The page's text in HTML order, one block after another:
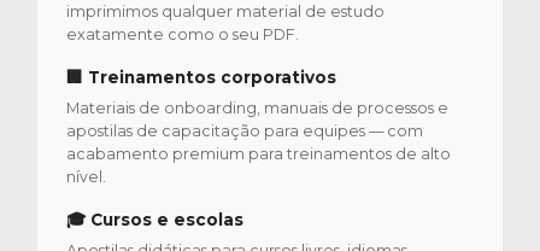
imprimimos qualquer material de estudo
exatamente como o seu PDF.
🏢 Treinamentos corporativos
Materiais de onboarding, manuais de processos e
apostilas de capacitação para equipes — com
acabamento premium para treinamentos de alto
nível.
🎓 Cursos e escolas